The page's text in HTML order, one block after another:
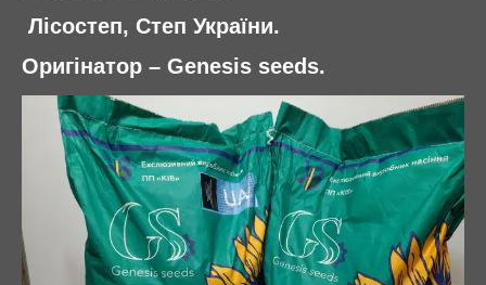
Лісостеп, Степ України.
Оригінатор – Genesis seeds.